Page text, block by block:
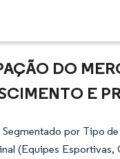
DO
E
por Tipo
(Equipes